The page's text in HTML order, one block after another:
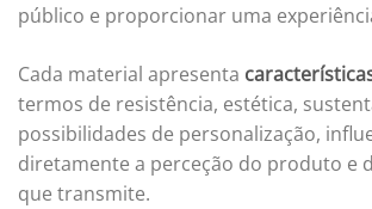
público e proporcionar uma
Cada material apresenta
termos de resistência, estética,
possibilidades de personalização,
diretamente a perceção do produto e
que transmite.